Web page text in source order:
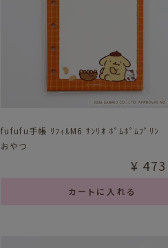
fufufu手帳 ﾘﾌｨﾙM6 ｻﾝﾘｵ ﾎﾟﾑﾎﾟﾑﾌﾟﾘﾝ
おやつ
カートに入れる
¥ 473